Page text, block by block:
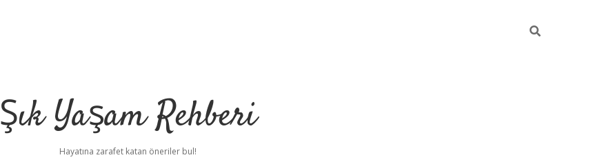
Şık Yaşam Rehberi
Hayatına zarafet katan öneriler bul!